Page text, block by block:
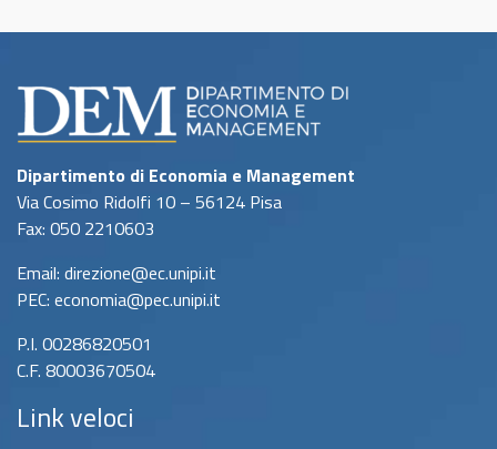
Dipartimento di Economia e Management
Via Cosimo Ridolfi 10 – 56124 Pisa
Fax: 050 2210603
Email: direzione@ec.unipi.it
PEC: economia@pec.unipi.it
P.I. 00286820501
C.F. 80003670504
Link veloci